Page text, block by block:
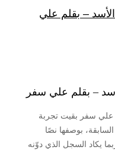
– بقلم علي سفر
علي سفر بقيت تجربة
بوصفها نصًا
يكاد السجل الذي دوّنه